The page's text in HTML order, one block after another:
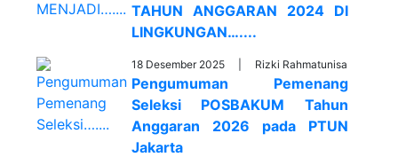
TAHUN ANGGARAN 2024 DI
LINGKUNGAN…....
18 Desember 2025 | Rizki Rahmatunisa
Pengumuman Pemenang
Seleksi POSBAKUM Tahun
Anggaran 2026 pada PTUN
Jakarta